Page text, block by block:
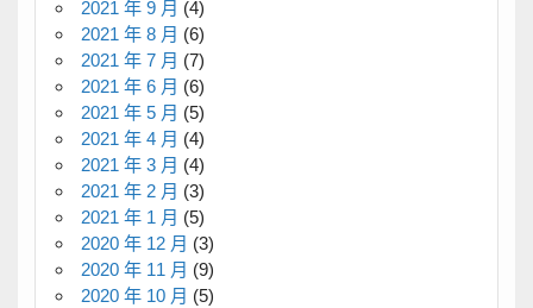
2021 年 9 月 (4)
2021 年 8 月 (6)
2021 年 7 月 (7)
2021 年 6 月 (6)
2021 年 5 月 (5)
2021 年 4 月 (4)
2021 年 3 月 (4)
2021 年 2 月 (3)
2021 年 1 月 (5)
2020 年 12 月 (3)
2020 年 11 月 (9)
2020 年 10 月 (5)